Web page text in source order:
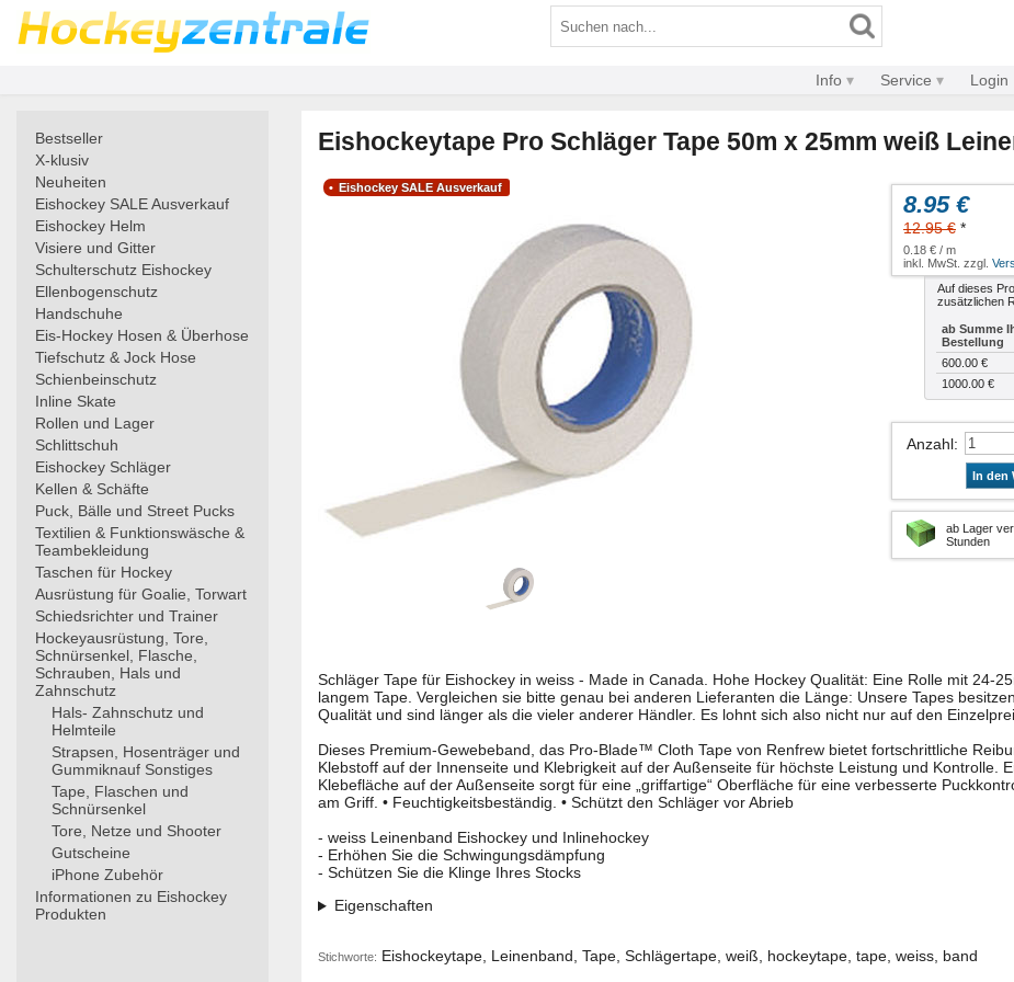
Info Service Login
Bestseller
X-klusiv
Neuheiten
Eishockey SALE Ausverkauf
Eishockey Helm
Visiere und Gitter
Schulterschutz Eishockey
Ellenbogenschutz
Handschuhe
Eis-Hockey Hosen & Überhose
Tiefschutz & Jock Hose
Schienbeinschutz
Inline Skate
Rollen und Lager
Schlittschuh
Eishockey Schläger
Kellen & Schäfte
Puck, Bälle und Street Pucks
Textilien & Funktionswäsche &
Teambekleidung
Taschen für Hockey
Ausrüstung für Goalie, Torwart
Schiedsrichter und Trainer
Hockeyausrüstung, Tore,
Schnürsenkel, Flasche,
Schrauben, Hals und
Zahnschutz
Hals- Zahnschutz und
Helmteile
Strapsen, Hosenträger und
Gummiknauf Sonstiges
Tape, Flaschen und
Schnürsenkel
Tore, Netze und Shooter
Gutscheine
iPhone Zubehör
Informationen zu Eishockey
Produkten
Eishockeytape Pro Schläger Tape 50m x 25mm weiß
Eishockey SALE Ausverkauf
8.95 €
12.95 € *
0.18 € / m
inkl. MwSt. zzgl.
Auf dieses
zusätzlichen
ab Summe
Bestellung
600.00 €
1000.00 €
Anzahl:
In den
ab Lager
Stunden
Schläger Tape für Eishockey in weiss - Made in Canada. Hohe Hockey Qualität: Eine Rolle mit 24-
langem Tape. Vergleichen sie bitte genau bei anderen Lieferanten die Länge: Unsere Tapes
Qualität und sind länger als die vieler anderer Händler. Es lohnt sich also nicht nur auf den
Dieses Premium-Gewebeband, das Pro-Blade™ Cloth Tape von Renfrew bietet fortschrittliche
Klebstoff auf der Innenseite und Klebrigkeit auf der Außenseite für höchste Leistung und Kontrolle.
Klebefläche auf der Außenseite sorgt für eine „griffartige“ Oberfläche für eine verbesserte
am Griff. • Feuchtigkeitsbeständig. • Schützt den Schläger vor Abrieb
- weiss Leinenband Eishockey und Inlinehockey
- Erhöhen Sie die Schwingungsdämpfung
- Schützen Sie die Klinge Ihres Stocks
Eigenschaften
Stichworte: Eishockeytape, Leinenband, Tape, Schlägertape, weiß, hockeytape, tape, weiss, band